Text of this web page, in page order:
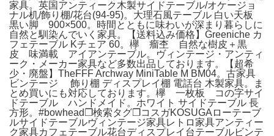
家具。英国アンティーク木製サイドテーブル/オケージョ
ナル机/飾り棚/花台(94-95)。大理石風テーブル 白い天板
黒い脚 900×500。時間とともに味わいが深まり暮らしに
自然と馴染んでいく家具。【送料込み価格】Greeniche カ
フェテーブル Kチェア 60。欅 瘤杢 自然な樹皮＋黒
皮 味満載 アイアンテーブル。ヴィンテージ・アンティ
ーク・メーカー家具など多数出品しております。【超希
少・廃盤】TheFFF Archway MiniTable M BM04。古家具
ビンテージ 飾り棚 ディスプレイ棚 電話台 木製家具。ま
とめ買いにも対応しております。欅 一枚板 コの字サイ
ドテーブル ハンドメイド。ホワイト サイドテーブル 長
方形。#bowhead❐検索タグ❐コスガKOSUGAローテーブ
ルサイドテーブルヴィンテージ家具レトロ家具アンティー
ク家具カフェテーブル花台ディスプレイ台テーブルビンテ